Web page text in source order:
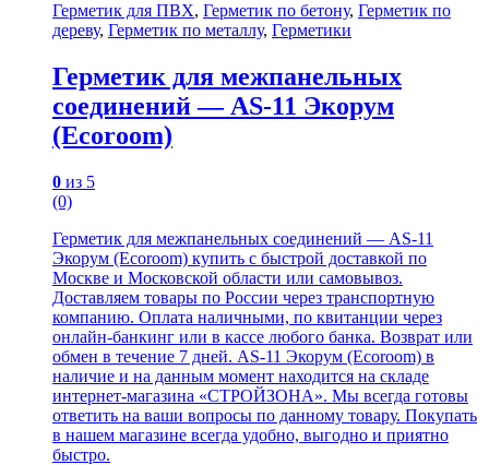
Герметик для ПВХ, Герметик по бетону, Герметик по
дереву, Герметик по металлу, Герметики
Герметик для межпанельных
соединений — AS-11 Экорум
(Ecoroom)
0 из 5
(0)
Герметик для межпанельных соединений — AS-11
Экорум (Ecoroom) купить с быстрой доставкой по
Москве и Московской области или самовывоз.
Доставляем товары по России через транспортную
компанию. Оплата наличными, по квитанции через
онлайн-банкинг или в кассе любого банка. Возврат или
обмен в течение 7 дней. AS-11 Экорум (Ecoroom) в
наличие и на данным момент находится на складе
интернет-магазина «СТРОЙЗОНА». Мы всегда готовы
ответить на ваши вопросы по данному товару. Покупать
в нашем магазине всегда удобно, выгодно и приятно
быстро.